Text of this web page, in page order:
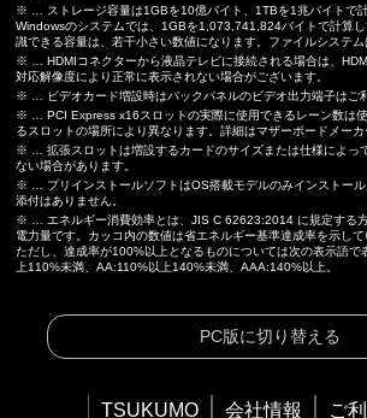
※ … ストレージ容量は1GBを10億バイト、1TBを1兆バイトで計
Windowsのシステムでは、1GBを1,073,741,824バイトで計算
識できる容量は、若干小さい数値になります。ファイルシステム
※ … HDMIコネクターから液晶テレビに接続される場合は、
対応解像度により正常に表示されない場合がございます。
※ … ビデオカード増設時はバックパネルのビデオ出力端子はご
※ … PCI Express x16スロットの実際に使用できるレーン数は
るスロットの場所により異なります。詳細はマザーボードメーカ
※ … 拡張スロットは増設するカードのサイズまたは仕様によっ
ない場合があります。
※ … プリインストールソフトはOS搭載モデルのみインストー
添付はありません。
※ … エネルギー消費効率とは、JIS C 62623:2014 に規定する
電力量です。カッコ内の数値は省エネルギー基準達成率を示して
ただし、達成率が100%以上となるものについては次の表示語で
上110%未満、AA:110%以上140%未満、AAA:140%以上。
PC版に切り替える
TSUKUMO 会社情報 ご